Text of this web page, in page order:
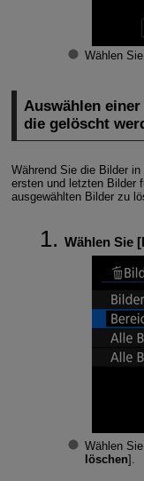
Wählen
Auswählen
die gelöscht
Während Sie die Bilder
ersten und letzten Bilder
ausgewählten Bilder zu
Wählen Sie [
Wählen
löschen].